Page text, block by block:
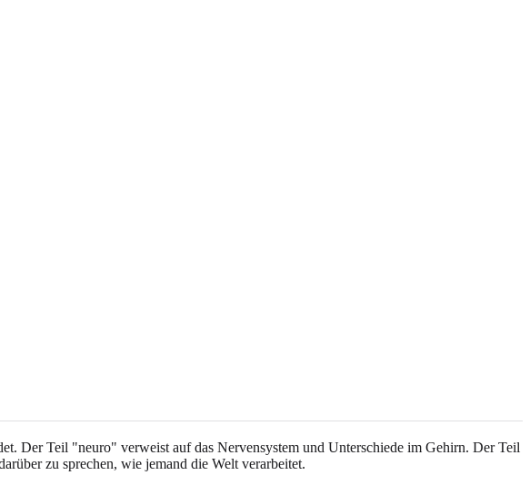
Der Teil "neuro" verweist auf das Nervensystem und Unterschiede im Gehirn. Der Teil
zu sprechen, wie jemand die Welt verarbeitet.